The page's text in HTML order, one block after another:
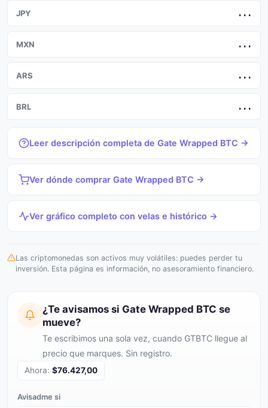
JPY ...
MXN ...
ARS ...
BRL ...
Leer descripción completa de Gate Wrapped BTC →
Ver dónde comprar Gate Wrapped BTC →
Ver gráfico completo con velas e histórico →
Las criptomonedas son activos muy volátiles: puedes perder tu
inversión. Esta página es información, no asesoramiento financiero.
¿Te avisamos si Gate Wrapped BTC se
mueve?
Te escribimos una sola vez, cuando GTBTC llegue al
precio que marques. Sin registro.
Ahora: $76.427,00
Avisadme si